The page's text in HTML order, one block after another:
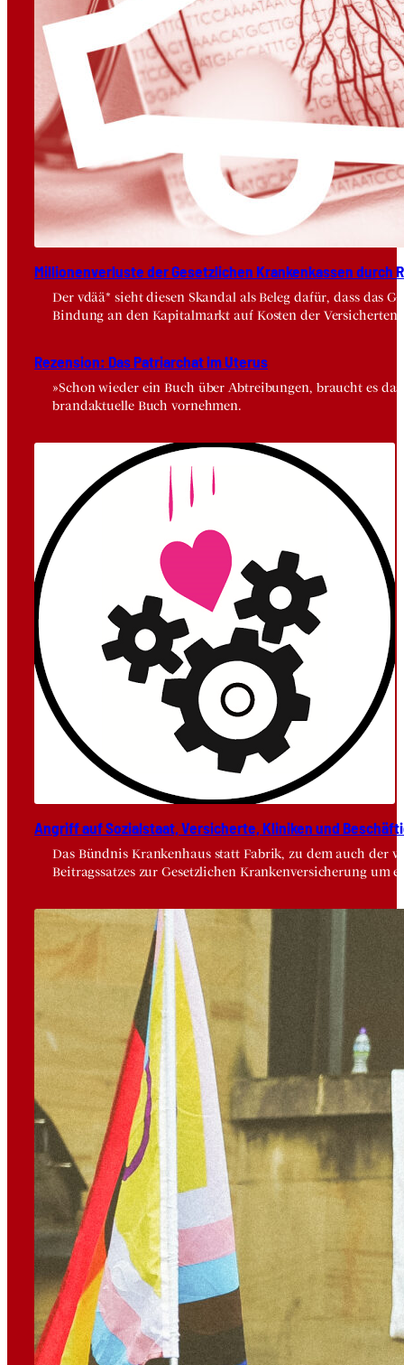
Mil­lio­nen­ver­lus­te der Gesetz­li­chen Kran­ken­kas­sen durch
Der vdää* sieht diesen Skandal als Beleg dafür, dass das
Bindung an den Kapitalmarkt auf Kosten der Versicherten.
Rezen­si­on: Das Patri­ar­chat im Ute­rus
»Schon wieder ein Buch über Abtreibungen, braucht es
brandaktuelle Buch vornehmen.
Angriff auf Sozi­al­staat, Ver­si­cher­te, Kli­ni­ken und
Das Bündnis Krankenhaus statt Fabrik, zu dem auch der
Beitragssatzes zur Gesetzlichen Krankenversicherung um